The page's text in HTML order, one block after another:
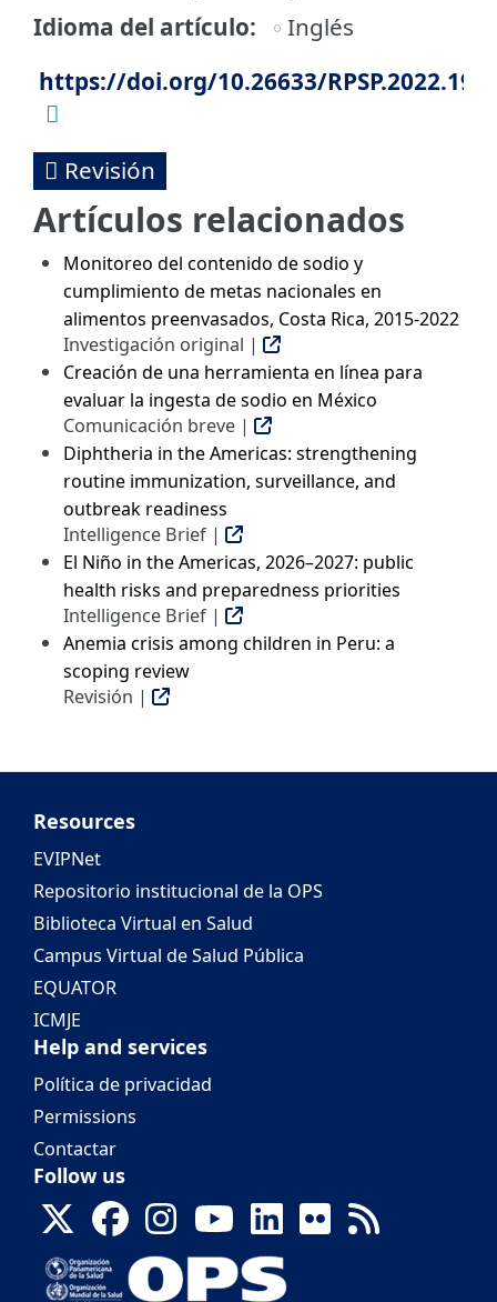
Idioma del artículo
Inglés
https://doi.org/10.26633/RPSP.2022.199
Revisión
Artículos relacionados
Monitoreo del contenido de sodio y
cumplimiento de metas nacionales en
alimentos preenvasados, Costa Rica, 2015-2022
Investigación original |
Creación de una herramienta en línea para
evaluar la ingesta de sodio en México
Comunicación breve |
Diphtheria in the Americas: strengthening
routine immunization, surveillance, and
outbreak readiness
Intelligence Brief |
El Niño in the Americas, 2026–2027: public
health risks and preparedness priorities
Intelligence Brief |
Anemia crisis among children in Peru: a
scoping review
Revisión |
Resources
EVIPNet
Repositorio institucional de la OPS
Biblioteca Virtual en Salud
Campus Virtual de Salud Pública
EQUATOR
ICMJE
Help and services
Política de privacidad
Permissions
Contactar
Follow us